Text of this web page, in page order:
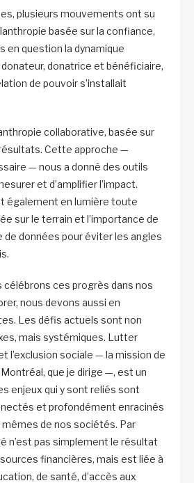
plusieurs mouvements ont su
basée sur la confiance,
en question la dynamique
donatrice et bénéficiaire,
de pouvoir s’installait
collaborative, basée sur
Cette approche —
— nous a donné des outils
et d’amplifier l’impact.
également en lumière toute
sur le terrain et l’importance de
données pour éviter les angles
célébrons ces progrès dans nos
nous devons aussi en
Les défis actuels sont non
mais systémiques. Lutter
l’exclusion sociale — la mission de
que je dirige —, est un
enjeux qui y sont reliés sont
et profondément enracinés
de nos sociétés. Par
n’est pas simplement le résultat
financières, mais est liée à
de santé, d’accès aux